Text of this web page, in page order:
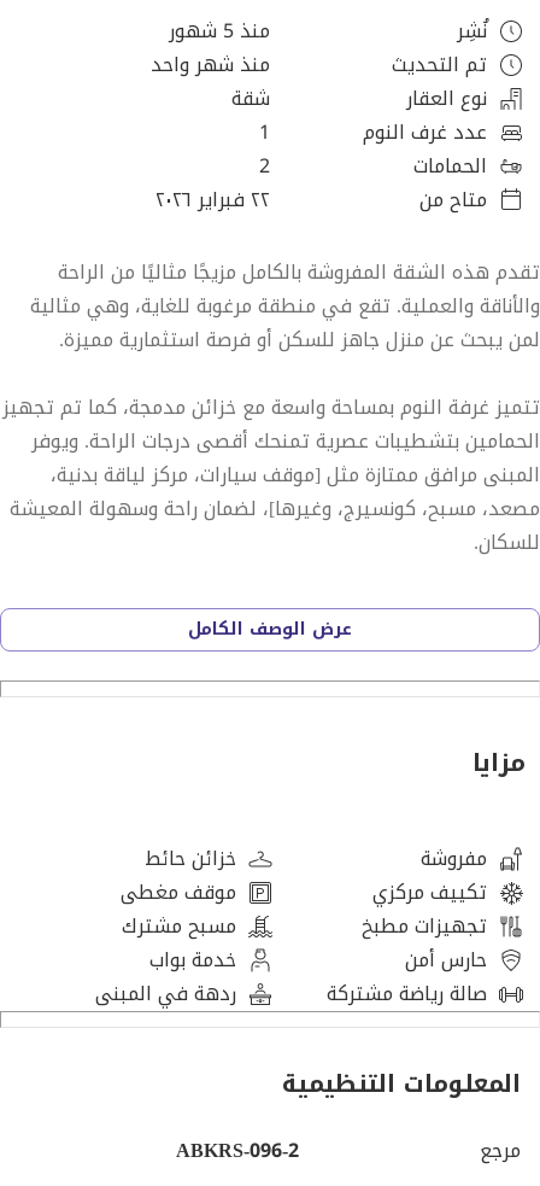
نُشِر
منذ 5 شهور
تم التحديث
منذ شهر واحد
نوع العقار
شقة
عدد غرف النوم
1
الحمامات
2
متاح من
٢٢ فبراير ٢٠٢٦
تقدم هذه الشقة المفروشة بالكامل مزيجًا مثاليًا من الراحة
والأناقة والعملية. تقع في منطقة مرغوبة للغاية، وهي مثالية
لمن يبحث عن منزل جاهز للسكن أو فرصة استثمارية مميزة.
تتميز غرفة النوم بمساحة واسعة مع خزائن مدمجة، كما تم تجهيز
الحمامين بتشطيبات عصرية تمنحك أقصى درجات الراحة. ويوفر
المبنى مرافق ممتازة مثل [موقف سيارات، مركز لياقة بدنية،
مصعد، مسبح، كونسيرج، وغيرها]، لضمان راحة وسهولة المعيشة
للسكان.
بفضل موقعها المتميز بالقرب من وسائل النقل العام، ومراكز
التسوق، والمطاعم، ومرافق الترفيه، تعتبر هذه الشقة خيارًا
مثاليًا للعيش في قلب المدينة. سواء كنت تشتري منزلك الأول أو
مواصفات الشقة:
مفروشة بالكامل
غرفة نوم واحدة
خزائن / دولاب ملابس
عرض الوصف الكامل
مزايا
مفروشة
خزائن حائط
تكييف مركزي
موقف مغطى
تجهيزات مطبخ
مسبح مشترك
حارس أمن
خدمة بواب
صالة رياضة مشتركة
ردهة في المبنى
المعلومات التنظيمية
مرجع ABKRS-096-2